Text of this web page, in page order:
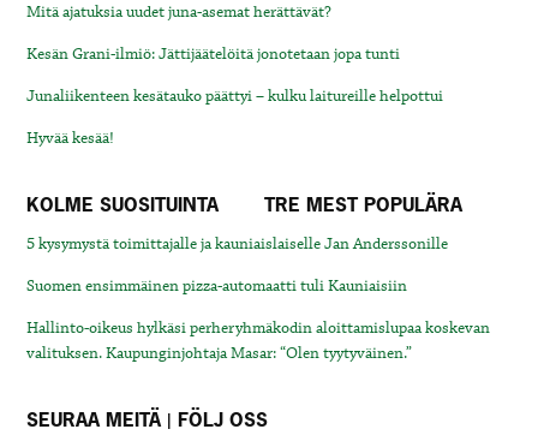
Mitä ajatuksia uudet juna-asemat herättävät?
Kesän Grani-ilmiö: Jättijäätelöitä jonotetaan jopa tunti
Junaliikenteen kesätauko päättyi – kulku laitureille helpottui
Hyvää kesää!
KOLME SUOSITUINTA TRE MEST POPULÄRA
5 kysymystä toimittajalle ja kauniaislaiselle Jan Anderssonille
Suomen ensimmäinen pizza-automaatti tuli Kauniaisiin
Hallinto-oikeus hylkäsi perheryhmäkodin aloittamislupaa koskevan
valituksen. Kaupunginjohtaja Masar: “Olen tyytyväinen.”
SEURAA MEITÄ | FÖLJ OSS